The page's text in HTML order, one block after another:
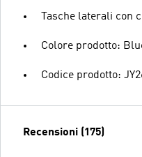
Tasche laterali con
Colore prodotto:
Codice prodotto:
Recensioni (175)